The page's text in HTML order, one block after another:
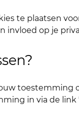
innovaties
te plaatsen
invloed op je
toestemming
in via de